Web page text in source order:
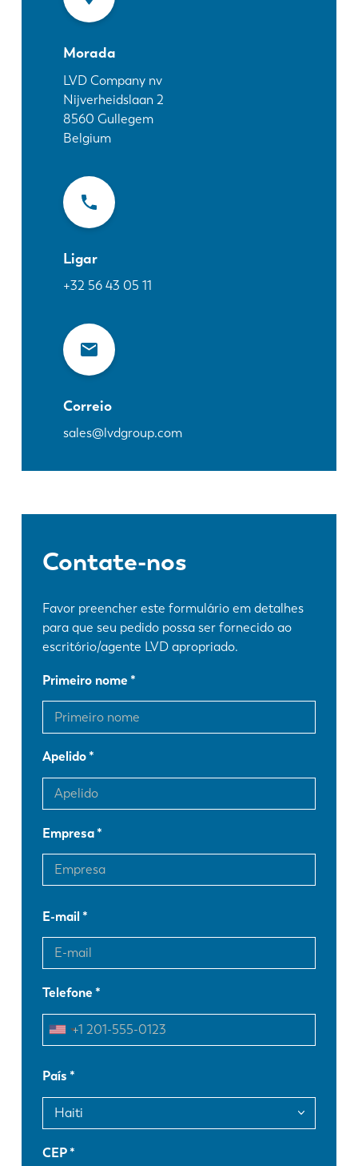
Morada
LVD Company nv
Nijverheidslaan 2
8560 Gullegem
Belgium
Ligar
+32 56 43 05 11
Correio
sales@lvdgroup.com
Contate-nos
Favor preencher este formulário em detalhes
para que seu pedido possa ser fornecido ao
escritório/agente LVD apropriado.
Primeiro nome
Apelido
Empresa
E-mail
Telefone
País
CEP
EN NL
FR EN-US
DE
Descubra a LVD
Experiências dos clientes
Eventos
Centro de Recursos
Indústrias & soluções
Contacte-nos